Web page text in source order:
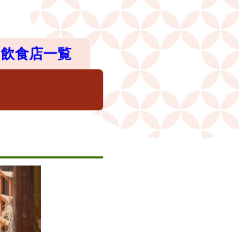
飲食店一覧